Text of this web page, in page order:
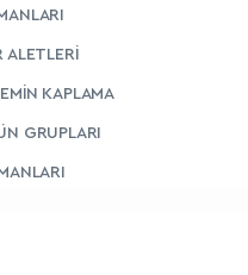
ALETLERİ
KAPLAMA
GRUPLARI